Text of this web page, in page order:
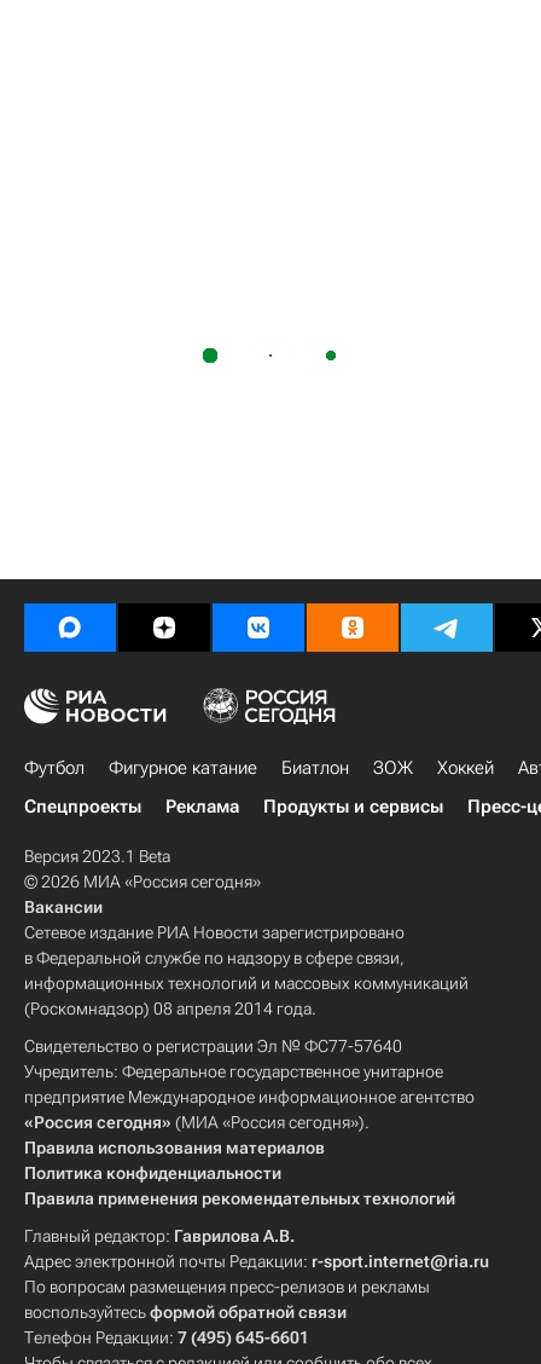
Футбол Фигурное катание Биатлон ЗОЖ Хоккей
Спецпроекты
Реклама Продукты и сервисы Пресс-
Версия 2023.1 Beta
© 2026 МИА «Россия сегодня»
Вакансии
Сетевое издание РИА Новости зарегистрировано
в Федеральной службе по надзору в сфере связи,
информационных технологий и массовых коммуникаций
(Роскомнадзор) 08 апреля 2014 года.
Свидетельство о регистрации Эл № ФС77-57640
Учредитель: Федеральное государственное унитарное
предприятие Международное информационное агентство
«Россия сегодня» (МИА «Россия сегодня»).
Правила использования материалов
Политика конфиденциальности
Правила применения рекомендательных технологий
Главный редактор: Гаврилова А.В.
Адрес электронной почты Редакции: r-sport.internet@ria.ru
По вопросам размещения пресс-релизов и рекламы
воспользуйтесьформой обратной связи
Телефон Редакции: 7 (495) 645-6601